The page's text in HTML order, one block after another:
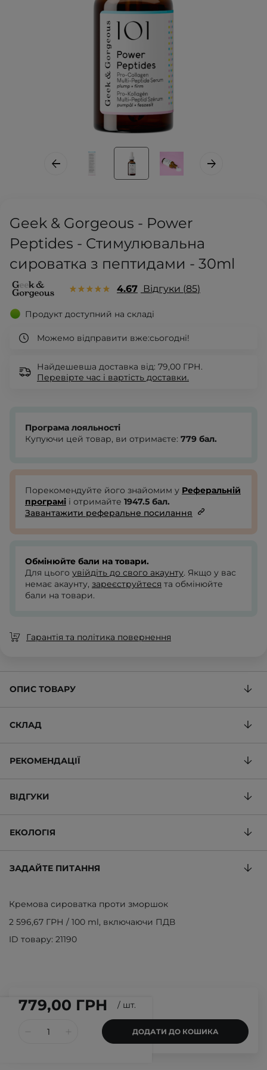
Geek & Gorgeous - Power
Peptides - Стимулювальна
сироватка з пептидами - 30ml
4.67 Відгуки 85
Продукт доступний на складі
Можемо відправити вже:сьогодні!
Найдешевша доставка від: 79,00 ГРН.
Перевірте час і вартість доставки.
779,00 ГРН / шт.
ДОДАТИ ДО КОШИКА
Програма лояльності
Купуючи цей товар, ви отримаєте: 779 бал.
Порекомендуйте його знайомим у Реферальній
програмі і отримайте 1947.5 бал.
Завантажити реферальне посилання
Обмінюйте бали на товари.
Для цього увійдіть до свого акаунту. Якщо у вас
немає акаунту, зареєструйтеся та обмінюйте
бали на товари.
Гарантія та політика повернення
ОПИС ТОВАРУ
СКЛАД
РЕКОМЕНДАЦІЇ
ВІДГУКИ
ЕКОЛОГІЯ
ЗАДАЙТЕ ПИТАННЯ
Кремова сироватка проти зморшок
2 596,67 ГРН / 100 ml, включаючи ПДВ
ID товару: 21190